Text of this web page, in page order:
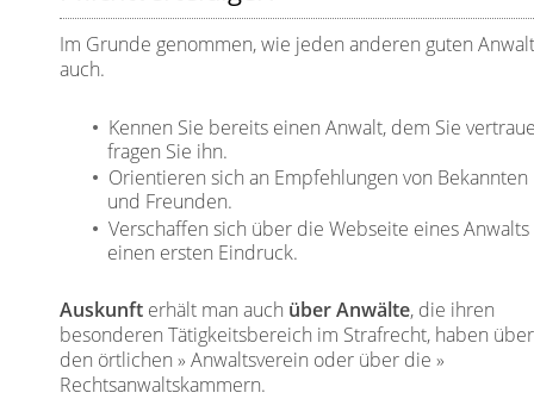
Im Grunde genommen, wie jeden anderen guten
auch.
Kennen Sie bereits einen Anwalt, dem Sie
fragen Sie ihn.
Orientieren sich an Empfehlungen von Bekannten
und Freunden.
Verschaffen sich über die Webseite eines Anwalts
einen ersten Eindruck.
Auskunft erhält man auch über Anwälte, die ihren
besonderen Tätigkeitsbereich im Strafrecht, haben über
den örtlichen Anwaltsverein oder über die
Rechtsanwaltskammern.